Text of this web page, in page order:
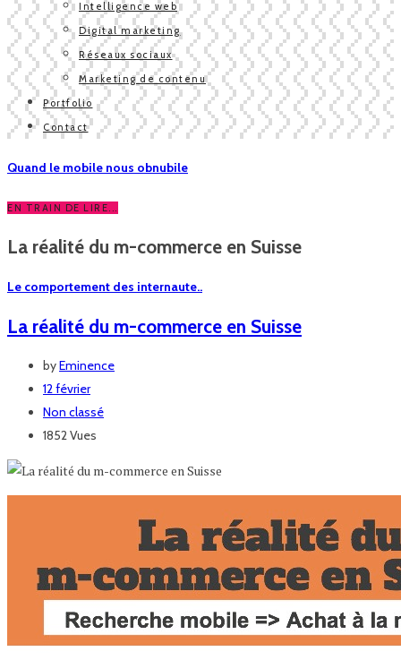
Intelligence web
Digital marketing
Réseaux sociaux
Marketing de contenu
Portfolio
Contact
Quand le mobile nous obnubile
EN TRAIN DE LIRE...
La réalité du m-commerce en Suisse
Le comportement des internaute..
La réalité du m-commerce en Suisse
byEminence
12 février
Non classé
1852 Vues